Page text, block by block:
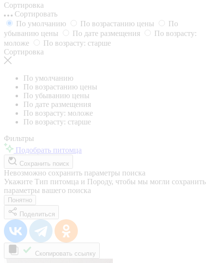
Сортировка
Сортировать
По умолчанию
По возрастанию цены
По
убыванию цены
По дате размещения
По возрасту:
моложе
По возрасту: старше
Сортировка
По умолчанию
По возрастанию цены
По убыванию цены
По дате размещения
По возрасту: моложе
По возрасту: старше
Фильтры
Подобрать питомца
Сохранить поиск
Невозможно сохранить параметры поиска
Укажите Тип питомца и Породу, чтобы мы могли сохранить
параметры вашего поиска
Понятно
Поделиться
Скопировать ссылку